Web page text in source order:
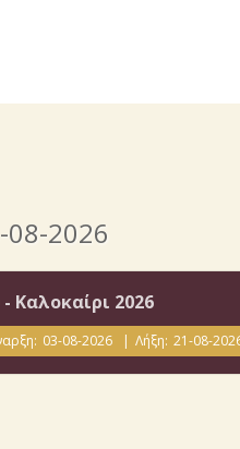
2026
Καλοκαίρι 2026
03-08-2026 | Λήξη: 21-08-